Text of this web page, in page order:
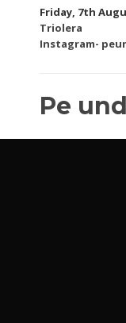
Friday, 7th
Triolera
Instagram-
Pe